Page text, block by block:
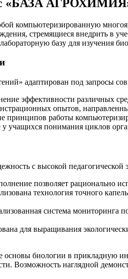
«БАЗА АГРОХИМИЯ»:
стремящиеся внедрить в
базу для изучения
адаптирован под запросы
эффективности различных
опытов,
принципов работы
учащихся понимания циклов
с высокой педагогической
позволяет рационально
технология точного
система мониторинга
для выращивания
биологии в прикладную
Возможность наглядной